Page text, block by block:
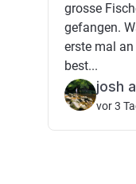
grosse
gefangen.
erste mal
best...
josh
vor 3